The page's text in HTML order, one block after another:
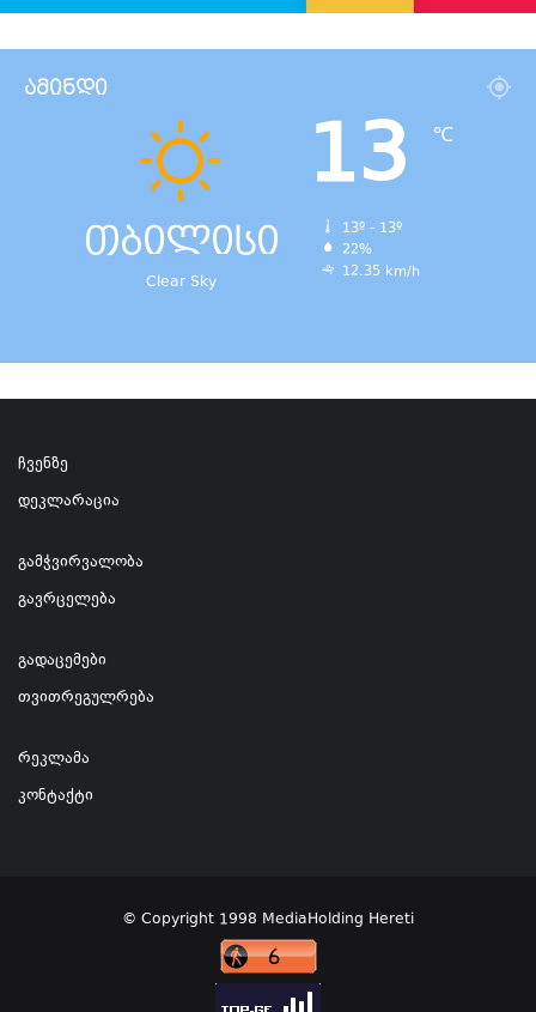
ამინდი
თბილისი
Clear Sky
13 ℃
13º - 13º
22%
12.35 km/h
ჩვენზე
დეკლარაცია
გამჭვირვალობა
გავრცელება
გადაცემები
თვითრეგულრება
რეკლამა
კონტაქტი
© Copyright 1998 MediaHolding Hereti